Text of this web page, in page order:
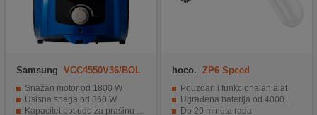
Samsung VCC4550V36/BOL
Snažan motor od 1800 W
Usisna snaga od 360 W
Kapacitet posude za prašinu od 1.3 lit.
hoco. ZP6 Speed
Pouzdan i funkcionalan alat
Ugrađena baterija od 4000 mAh
Do 20 minuta rada